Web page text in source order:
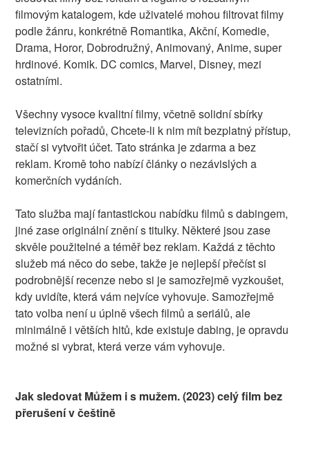
filmovým katalogem, kde uživatelé mohou filtrovat filmy
podle žánru, konkrétně Romantika, Akční, Komedie,
Drama, Horor, Dobrodružný, Animovaný, Anime, super
hrdinové. Komik. DC comics, Marvel, Disney, mezi
ostatními.
Všechny vysoce kvalitní filmy, včetně solidní sbírky
televizních pořadů, Chcete-li k nim mít bezplatný přístup,
stačí si vytvořit účet. Tato stránka je zdarma a bez
reklam. Kromě toho nabízí články o nezávislých a
komerčních vydáních.
Tato služba mají fantastickou nabídku filmů s dabingem,
jiné zase originální znění s titulky. Některé jsou zase
skvěle použitelné a téměř bez reklam. Každá z těchto
služeb má něco do sebe, takže je nejlepší přečíst si
podrobnější recenze nebo si je samozřejmě vyzkoušet,
kdy uvidíte, která vám nejvíce vyhovuje. Samozřejmě
tato volba není u úplně všech filmů a seriálů, ale
minimálně i větších hitů, kde existuje dabing, je opravdu
možné si vybrat, která verze vám vyhovuje.
Jak sledovat Můžem i s mužem. (2023) celý film bez
přerušení v češtině